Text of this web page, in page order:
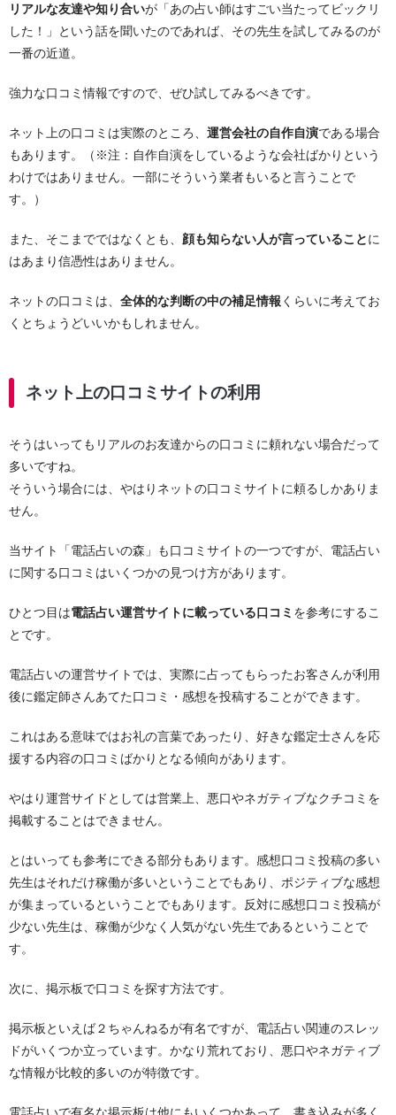
リアルな友達や知り合いが「あの占い師はすごい当たってビックリ
した！」という話を聞いたのであれば、その先生を試してみるのが
一番の近道。
強力な口コミ情報ですので、ぜひ試してみるべきです。
ネット上の口コミは実際のところ、 運営会社の自作自演である場合
もあります。（※注：自作自演をしているような会社ばかりという
わけではありません。一部にそういう業者もいると言うことで
す。）
また、そこまでではなくとも、 顔も知らない人が言っていることに
はあまり信憑性はありません。
ネットの口コミは、 全体的な判断の中の補足情報 くらいに考えてお
くとちょうどいいかもしれません。
ネット上の口コミサイトの利用
そうはいってもリアルのお友達からの口コミに頼れない場合だって
多いですね。
そういう場合には、やはりネットの口コミサイトに頼るしかありま
せん。
当サイト「電話占いの森」も口コミサイトの一つですが、電話占い
に関する口コミはいくつかの見つけ方があります。
ひとつ目は電話占い運営サイトに載っている口コミ を参考にするこ
とです。
電話占いの運営サイトでは、実際に占ってもらったお客さんが利用
後に鑑定師さんあてた口コミ・感想を投稿することができます。
これはある意味ではお礼の言葉であったり、好きな鑑定士さんを応
援する内容の口コミばかりとなる傾向があります。
やはり運営サイドとしては営業上、悪口やネガティブなクチコミを
掲載することはできません。
とはいっても参考にできる部分もあります。感想口コミ投稿の多い
先生はそれだけ稼働が多いということでもあり、ポジティブな感想
が集まっているということでもあります。反対に感想口コミ投稿が
少ない先生は、稼働が少なく人気がない先生であるということで
す。
次に、掲示板で口コミを探す方法です。
掲示板といえば２ちゃんねるが有名ですが、電話占い関連のスレッ
ドがいくつか立っています。かなり荒れており、悪口やネガティブ
な情報が比較的多いのが特徴です。